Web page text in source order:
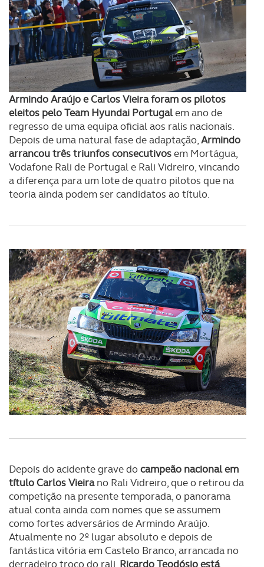
Armindo Araújo e Carlos Vieira foram os pilotos
eleitos pelo Team Hyundai Portugalem ano de
regresso de uma equipa oficial aos ralis nacionais.
Depois de uma natural fase de adaptação,Armindo
arrancou três triunfos consecutivosem Mortágua,
Vodafone Rali de Portugal e Rali Vidreiro, vincando
a diferença para um lote de quatro pilotos que na
teoria ainda podem ser candidatos ao título.
Depois do acidente grave docampeão nacional em
título Carlos Vieirano Rali Vidreiro, que o retirou da
competição na presente temporada, o panorama
atual conta ainda com nomes que se assumem
como fortes adversários de Armindo Araújo.
Atualmente no 2º lugar absoluto e depois de
fantástica vitória em Castelo Branco, arrancada no
derradeiro troço do rali, Ricardo Teodósio está